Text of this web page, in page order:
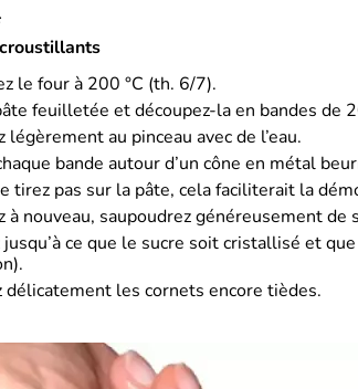
le four à 200 °C (th. 6/7).
feuilletée et découpez-la en bandes de
légèrement au pinceau avec de l’eau.
bande autour d’un cône en métal
tirez pas sur la pâte, cela faciliterait la
à nouveau, saupoudrez généreusement de
jusqu’à ce que le sucre soit cristallisé et
délicatement les cornets encore tièdes.